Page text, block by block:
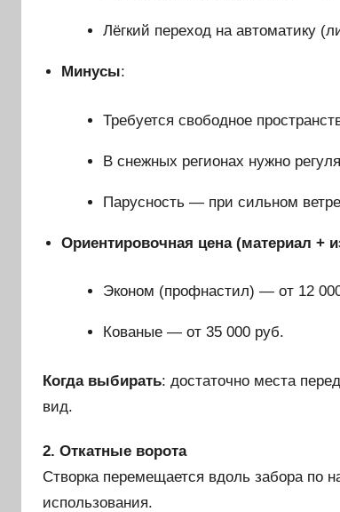
Лёгкий переход на автоматику
Минусы:
Требуется свободное
В снежных регионах нужно
Парусность — при сильном
Ориентировочная цена (материал +
Эконом (профнастил) — от 12
Кованые — от 35 000 руб.
Когда выбирать: достаточно места
вид.
2. Откатные ворота
Створка перемещается вдоль забора по
использования.